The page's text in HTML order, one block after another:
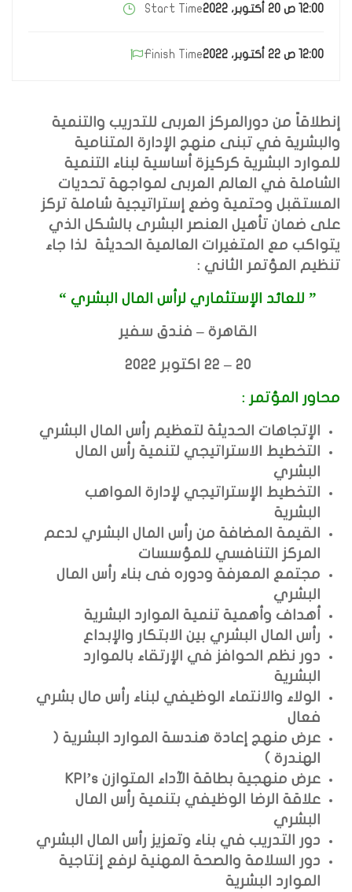
Start Time 12:00 ص 20 أكتوبر، 2022
Finish Time 12:00 ص 22 أكتوبر، 2022
إنطلاقاً من دورالمركز العربى للتدريب والتنمية
والبشرية في تبنى منهج الإدارة المتنامية
للموارد البشرية كركيزة أساسية لبناء التنمية
الشاملة في العالم العربى لمواجهة تحديات
المستقبل وحتمية وضع إستراتيجية شاملة تركز
على ضمان تأهيل العنصر البشرى بالشكل الذي
يتواكب مع المتغيرات العالمية الحديثة لذا جاء
تنظيم المؤتمر الثاني :
” للعائد الإستثماري لرأس المال البشري “
القاهرة – فندق سفير
20 – 22 اكتوبر 2022
محاور المؤتمر :
الإتجاهات الحديثة لتعظيم رأس المال البشري
التخطيط الاستراتيجي لتنمية رأس المال
البشري
التخطيط الإستراتيجي لإدارة المواهب
البشرية
القيمة المضافة من رأس المال البشري لدعم
المركز التنافسي للمؤسسات
مجتمع المعرفة ودوره فى بناء رأس المال
البشري
أهداف وأهمية تنمية الموارد البشرية
رأس المال البشري بين الابتكار والإبداع
دور نظم الحوافز في الإرتقاء بالموارد
البشرية
الولاء والانتماء الوظيفي لبناء رأس مال بشري
فعال
عرض منهج إعادة هندسة الموارد البشرية (
الهندرة )
عرض منهجية بطاقة الآداء المتوازن KPI’s
علاقة الرضا الوظيفي بتنمية رأس المال
البشري
دور التدريب في بناء وتعزيز رأس المال البشري
دور السلامة والصحة المهنية لرفع إنتاجية
الموارد البشرية